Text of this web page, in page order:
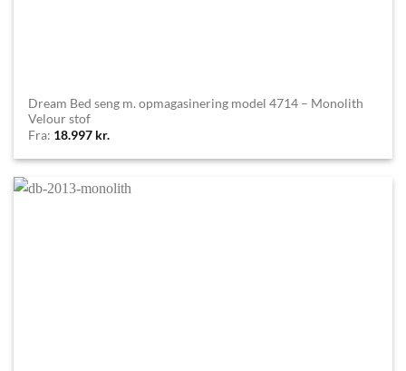
Dream Bed seng m. opmagasinering model 4714 – Monolith
Velour stof
Fra: 18.997 kr.